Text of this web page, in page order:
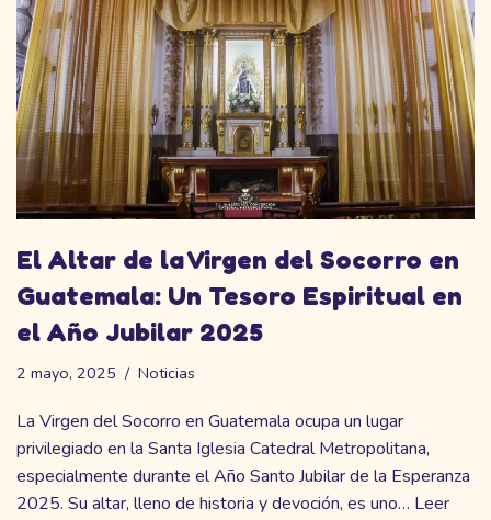
El Altar de la Virgen del Socorro en
Guatemala: Un Tesoro Espiritual en
el Año Jubilar 2025
2 mayo, 2025 Noticias
La Virgen del Socorro en Guatemala ocupa un lugar
privilegiado en la Santa Iglesia Catedral Metropolitana,
especialmente durante el Año Santo Jubilar de la Esperanza
2025. Su altar, lleno de historia y devoción, es uno… Leer